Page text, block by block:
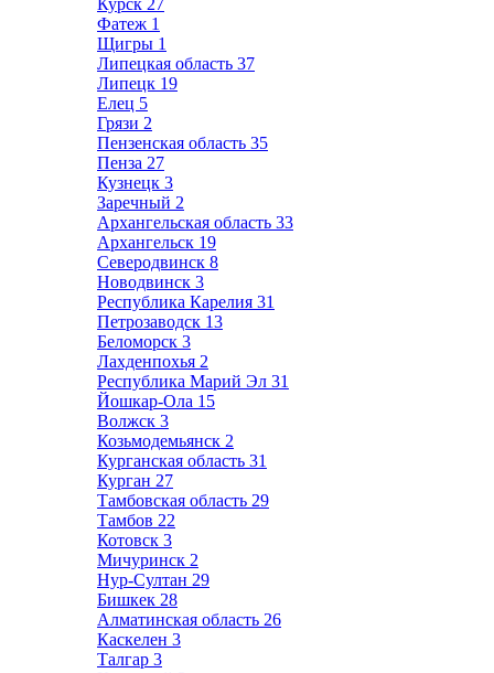
Курск 27
Фатеж 1
Щигры 1
Липецкая область 37
Липецк 19
Елец 5
Грязи 2
Пензенская область 35
Пенза 27
Кузнецк 3
Заречный 2
Архангельская область 33
Архангельск 19
Северодвинск 8
Новодвинск 3
Республика Карелия 31
Петрозаводск 13
Беломорск 3
Лахденпохья 2
Республика Марий Эл 31
Йошкар-Ола 15
Волжск 3
Козьмодемьянск 2
Курганская область 31
Курган 27
Тамбовская область 29
Тамбов 22
Котовск 3
Мичуринск 2
Нур-Султан 29
Бишкек 28
Алматинская область 26
Каскелен 3
Талгар 3